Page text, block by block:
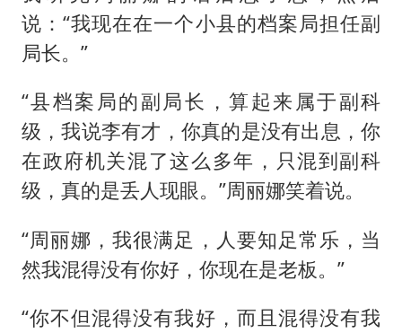
说：“我现在在一个小县的档案局担任副
局长。”
“县档案局的副局长，算起来属于副科
级，我说李有才，你真的是没有出息，你
在政府机关混了这么多年，只混到副科
级，真的是丢人现眼。”周丽娜笑着说。
“周丽娜，我很满足，人要知足常乐，当
然我混得没有你好，你现在是老板。”
“你不但混得没有我好，而且混得没有我